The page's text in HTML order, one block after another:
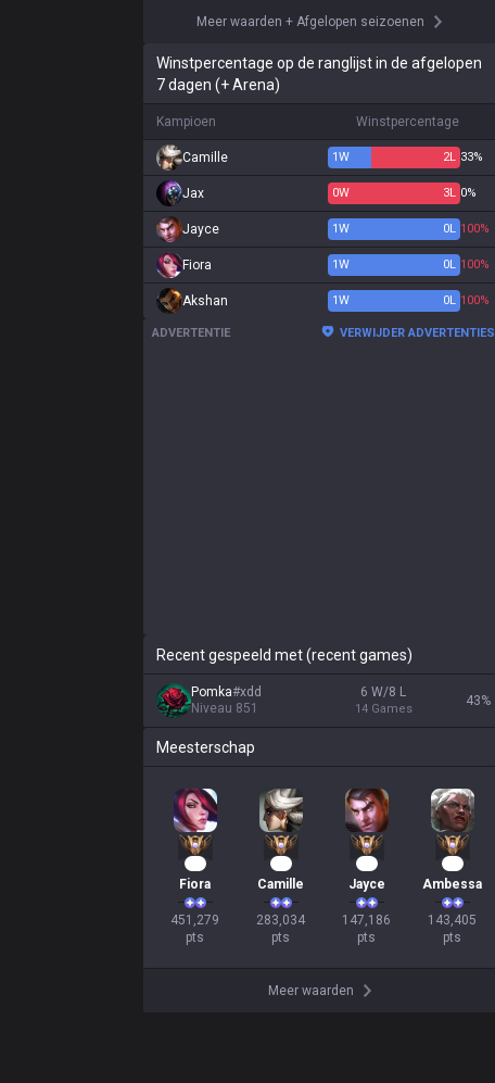
Meer waarden + Afgelopen seizoenen
Winstpercentage op de ranglijst in de afgelopen
7 dagen (+ Arena)
Kampioen Winstpercentage
Camille 1W 2L 33%
Jax 0W 3L 0%
Jayce 1W 0L 100%
Fiora 1W 0L 100%
Akshan 1W 0L 100%
ADVERTENTIE VERWIJDER ADVERTENTIES
Recent gespeeld met (recent games)
Pomka#xdd
Niveau 851
6 W/8 L
14 Games
43%
Meesterschap
Fiora
451,279
pts
Camille
283,034
pts
Jayce
147,186
pts
Ambessa
143,405
pts
Meer waarden